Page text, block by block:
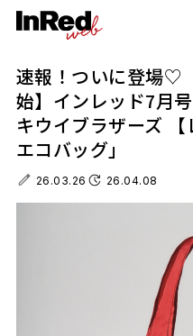
速報！ついに登場♡
始】インレッド7月
キウイブラザーズ
エコバッグ」
26.03.26 26.04.08